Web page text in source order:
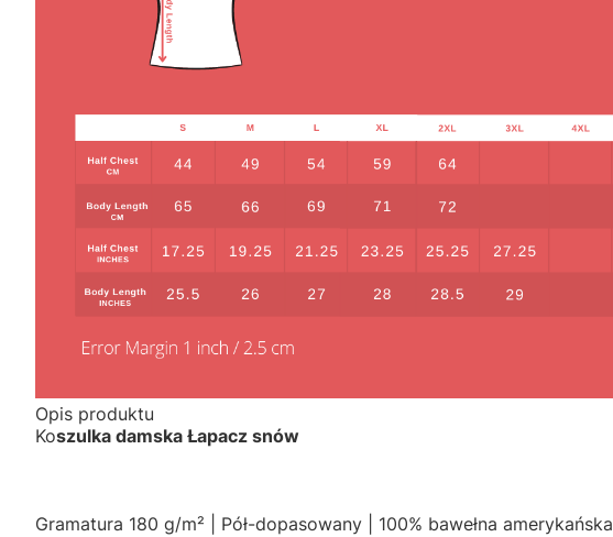
Opis produktu
Koszulka damska Łapacz snów
Gramatura 180 g/m² | Pół-dopasowany | 100% bawełna amerykańska